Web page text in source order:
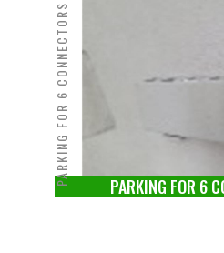
PARKING FOR 6 CONNECTORS
PARKING FOR 6